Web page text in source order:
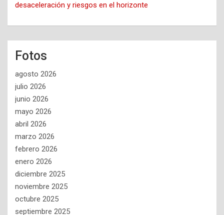
desaceleración y riesgos en el horizonte
Fotos
agosto 2026
julio 2026
junio 2026
mayo 2026
abril 2026
marzo 2026
febrero 2026
enero 2026
diciembre 2025
noviembre 2025
octubre 2025
septiembre 2025